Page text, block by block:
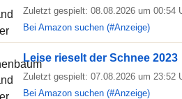
Zuletzt gespielt: 08.08.2026 um 00:54
Bei Amazon suchen (#Anzeige)
Leise rieselt der Schnee 2023
Zuletzt gespielt: 07.08.2026 um 23:52
Bei Amazon suchen (#Anzeige)